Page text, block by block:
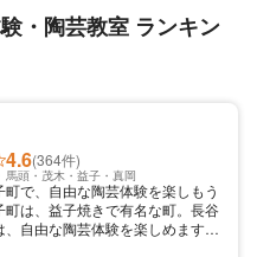
・陶芸教室 ランキン
4.6(364件)
馬頭・茂木・益子・真岡
町で、自由な陶芸体験を楽しもう
町は、益子焼きで有名な町。長谷
、自由な陶芸体験を楽しめます。